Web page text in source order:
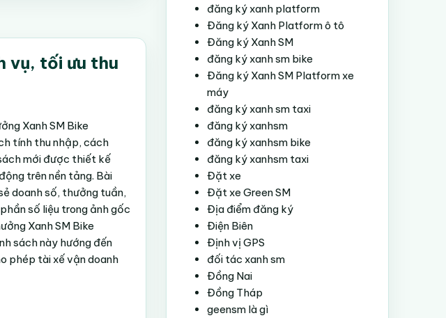
vụ, tối ưu thu
Xanh SM Bike
tính thu nhập, cách
mới được thiết kế
trên nền tảng. Bài
doanh số, thưởng tuần,
số liệu trong ảnh gốc
Xanh SM Bike
sách này hướng đến
phép tài xế vận doanh
đăng ký xanh platform
Đăng ký Xanh Platform ô tô
Đăng ký Xanh SM
đăng ký xanh sm bike
Đăng ký Xanh SM Platform xe
máy
đăng ký xanh sm taxi
đăng ký xanhsm
đăng ký xanhsm bike
đăng ký xanhsm taxi
Đặt xe
Đặt xe Green SM
Địa điểm đăng ký
Điện Biên
Định vị GPS
đối tác xanh sm
Đồng Nai
Đồng Tháp
geensm là gì